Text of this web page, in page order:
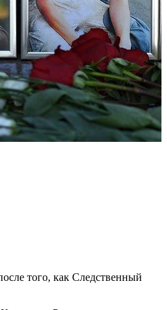
того, как Следственный